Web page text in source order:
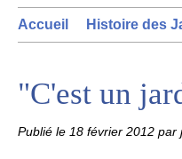
Accueil Histoire des
"C'est un
Publié le 18 février 2012 par